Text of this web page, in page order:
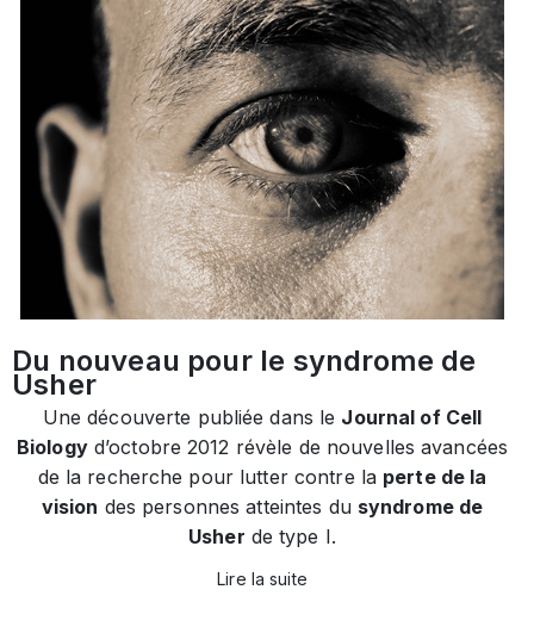
Du nouveau pour le syndrome de
Usher
Une découverte publiée dans le Journal of Cell
Biologyd’octobre 2012 révèle de nouvelles avancées
de la recherche pour lutter contre la perte de la
vision des personnes atteintes du syndrome de
Usher de type I.
Lire la suite